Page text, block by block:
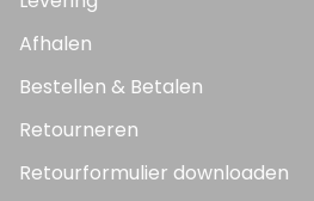
Afhalen
Bestellen & Betalen
Retourneren
Retourformulier downloaden